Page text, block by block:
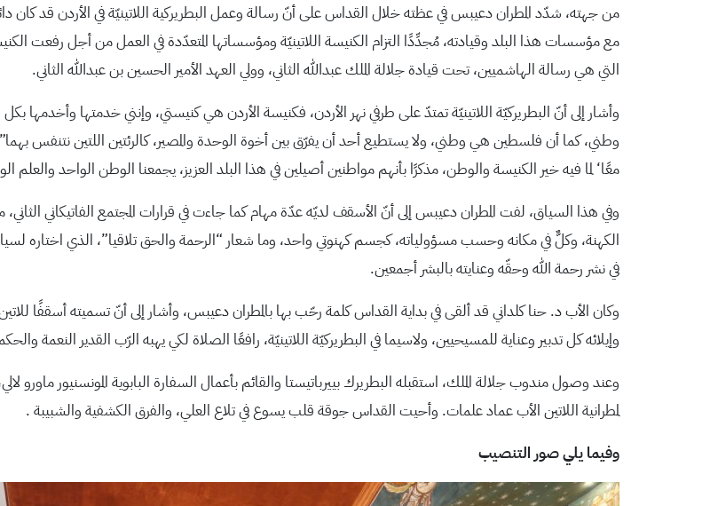
من جهته، شدّد المطران دعيبس في عظته خلال القداس على أنّ رسالة وعمل البطريركية اللاتينيّة في الأردن قد كان
مع مؤسسات هذا البلد وقيادته، مُجدِّدًا التزام الكنيسة اللاتينيّة ومؤسساتها المتعدّدة في العمل من أجل رفعت
التي هي رسالة الهاشميين، تحت قيادة جلالة الملك عبدالله الثاني، وولي العهد الأمير الحسين بن عبدالله الثاني.
وأشار إلى أنّ البطريركيّة اللاتينيّة تمتدّ على طرفي نهر الأردن، فكنيسة الأردن هي كنيستي، وإنني خدمتها
وطني، كما أن فلسطين هي وطني، ولا يستطيع أحد أن يفرّق بين أخوة الوحدة والمصير، كالرئتين اللتين نتنفس
معًا‘ لما فيه خير الكنيسة والوطن، مذكرًا بأنهم مواطنين أصيلين في هذا البلد العزيز، يجمعنا الوطن الواحد والعلم
وفي هذا السياق، لفت المطران دعيبس إلى أنّ الأسقف لديّه عدّة مهام كما جاءت في قرارات المجتمع الفاتيكاني
الكهنة، وكلٌّ في مكانه وحسب مسؤولياته، كجسم كهنوتي واحد، وما شعار “الرحمة والحق تلاقيا”، الذي اختاره
في نشر رحمة الله وحقّه وعنايته بالبشر أجمعين.
وكان الأب د. حنا كلداني قد ألقى في بداية القداس كلمة رحّب بها بالمطران دعيبس، وأشار إلى أنّ تسميته أسقفًا
وإيلائه كل تدبير وعناية للمسيحيين، ولاسيما في البطريركيّة اللاتينيّة، رافعًا الصلاة لكي يهبه الرّب القدير النعمة
وعند وصول مندوب جلالة الملك، استقبله البطريرك بييرباتيستا والقائم بأعمال السفارة البابوية المونسنيور ماورو
لمطرانية اللاتين الأب عماد علمات. وأحيت القداس جوقة قلب يسوع في تلاع العلي، والفرق الكشفية والشبيبة .
وفيما يلي صور التنصيب